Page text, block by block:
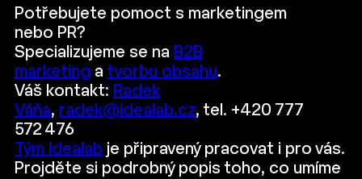
Potřebujete pomoct s marketingem
nebo PR?
Specializujeme se na B2B
marketing a tvorbu obsahu.
Váš kontakt: Radek
Váňa, radek@idealab.cz, tel. +420 777
572 476
Tým Idealab je připravený pracovat i pro vás.
Projděte si podrobný popis toho, co umíme